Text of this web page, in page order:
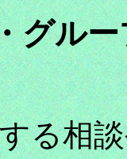
グルー
る相